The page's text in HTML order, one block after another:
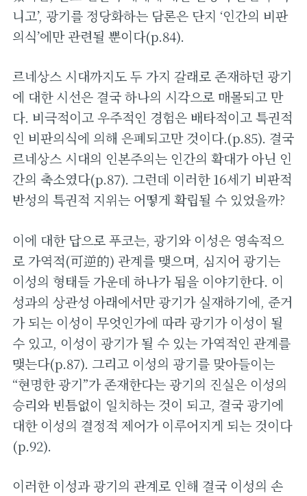
니고’, 광기를 정당화하는 담론은 단지 ‘인간의 비판
의식’에만 관련될 뿐이다(p.84).
르네상스 시대까지도 두 가지 갈래로 존재하던 광기
에 대한 시선은 결국 하나의 시각으로 매몰되고 만
다. 비극적이고 우주적인 경험은 배타적이고 특권적
인 비판의식에 의해 은폐되고만 것이다.(p.85). 결국
르네상스 시대의 인본주의는 인간의 확대가 아닌 인
간의 축소였다(p.87). 그런데 이러한 16세기 비판적
반성의 특권적 지위는 어떻게 확립될 수 있었을까?
이에 대한 답으로 푸코는, 광기와 이성은 영속적으
로 가역적(可逆的) 관계를 맺으며, 심지어 광기는
이성의 형태들 가운데 하나가 됨을 이야기한다. 이
성과의 상관성 아래에서만 광기가 실재하기에, 준거
가 되는 이성이 무엇인가에 따라 광기가 이성이 될
수 있고, 이성이 광기가 될 수 있는 가역적인 관계를
맺는다(p.87). 그리고 이성의 광기를 맞아들이는
“현명한 광기”가 존재한다는 광기의 진실은 이성의
승리와 빈틈없이 일치하는 것이 되고, 결국 광기에
대한 이성의 결정적 제어가 이루어지게 되는 것이다
(p.92).
이러한 이성과 광기의 관계로 인해 결국 이성의 손